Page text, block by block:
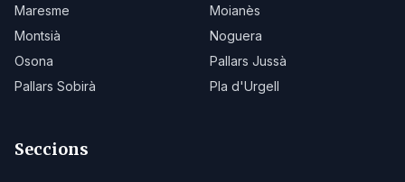
Maresme
Moianès
Montsià
Noguera
Osona
Pallars Jussà
Pallars Sobirà
Pla d'Urgell
Seccions